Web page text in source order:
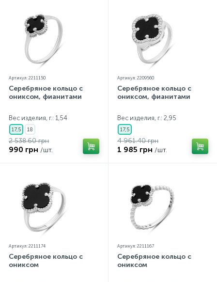
Артикул: 2211150
Серебряное кольцо с
ониксом, фианитами
Вес изделия, г.: 1,54
17,5 18
2 538.60 грн
990 грн /шт.
Артикул: 2209560
Серебряное кольцо с
ониксом, фианитами
Вес изделия, г.: 2,95
17,5
4 961.40 грн
1 985 грн /шт.
Артикул: 2211174
Серебряное кольцо с
ониксом
Артикул: 2211167
Серебряное кольцо с
ониксом